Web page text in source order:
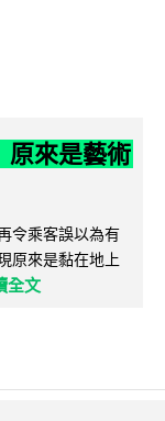
原來是藝術
令乘客誤以為有
原來是黏在地上
全文